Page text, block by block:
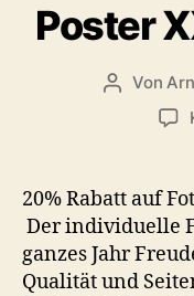
Poster
Von
20% Rabatt auf
Der individuelle
ganzes Jahr
Qualität und